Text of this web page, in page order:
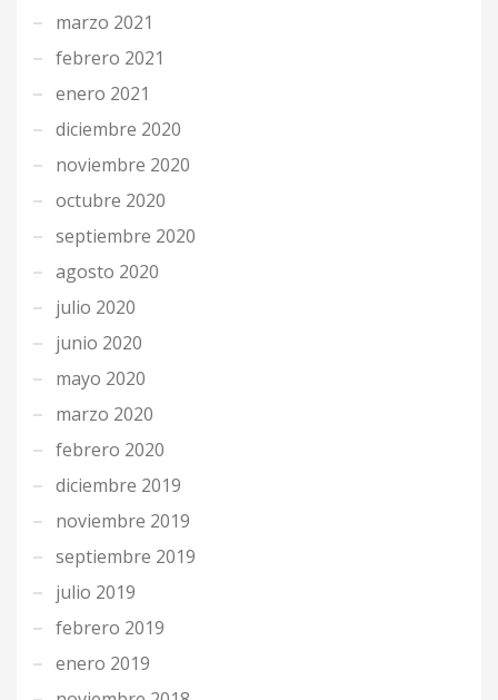
marzo 2021
febrero 2021
enero 2021
diciembre 2020
noviembre 2020
octubre 2020
septiembre 2020
agosto 2020
julio 2020
junio 2020
mayo 2020
marzo 2020
febrero 2020
diciembre 2019
noviembre 2019
septiembre 2019
julio 2019
febrero 2019
enero 2019